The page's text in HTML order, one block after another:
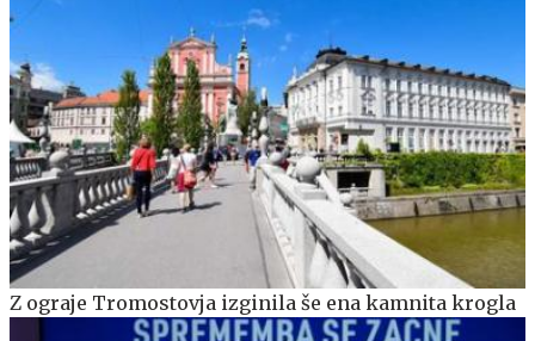
Z ograje Tromostovja izginila še ena kamnita krogla